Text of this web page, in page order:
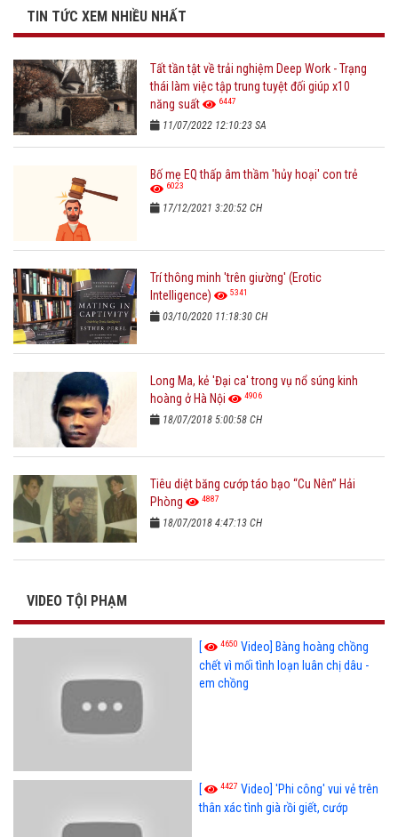
TIN TỨC XEM NHIỀU NHẤT
Tất tần tật về trải nghiệm Deep Work - Trạng
thái làm việc tập trung tuyệt đối giúp x10
năng suất
6447
11/07/2022 12:10:23 SA
Bố mẹ EQ thấp âm thầm 'hủy hoại' con trẻ
6023
17/12/2021 3:20:52 CH
Trí thông minh 'trên giường' (Erotic
Intelligence)
5341
03/10/2020 11:18:30 CH
Long Ma, kẻ 'Đại ca' trong vụ nổ súng kinh
hoàng ở Hà Nội
4906
18/07/2018 5:00:58 CH
Tiêu diệt băng cướp táo bạo “Cu Nên” Hải
Phòng
4887
18/07/2018 4:47:13 CH
VIDEO TỘI PHẠM
[ 4650 Video] Bàng hoàng chồng
chết vì mối tình loạn luân chị dâu -
em chồng
[ 4427 Video] 'Phi công' vui vẻ trên
thân xác tình già rồi giết, cướp